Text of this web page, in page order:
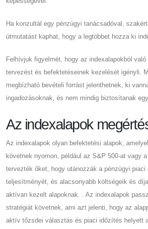
Ha konzultál egy pénzügyi tanácsadóval,
útmutatást kaphat, hogy a legtöbbet hozza ki
Felhívjuk figyelmét, hogy az indexalapokból való
tervezést és befektetéseinek kezelését igényli.
megbízható bevételi forrást jelenthetnek, ki
ingadozásoknak, és nem mindig biztosítanak
Az indexalapok
Az indexalapok olyan befektetési alapok,
követnek nyomon, például az S&P 500-at vagy
tervezték őket, hogy utánozzák a pénzügyi
teljesítményét, és alacsonyabb költségeik és
aktívan kezelt alapoknak. . Az indexalapok
stratégiát követnek, ami azt jelenti, hogy az
aktív tőzsdei választás és piaci időzítés helyett